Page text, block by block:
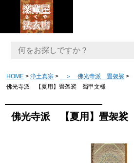
HOME 浄土真宗
＞ 佛光寺派 畳袈裟
佛光寺派 【夏用】畳袈裟 蜀甲文様
佛光寺派 【夏用】畳袈